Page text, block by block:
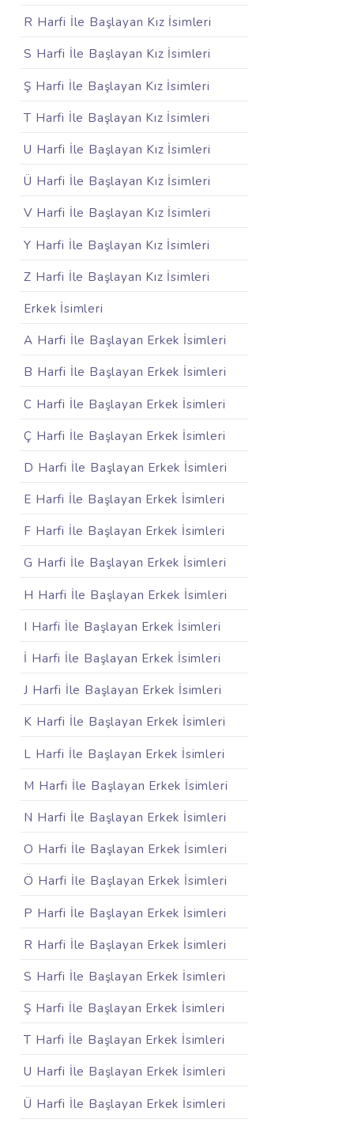
R Harfi İle Başlayan Kız İsimleri
S Harfi İle Başlayan Kız İsimleri
Ş Harfi İle Başlayan Kız İsimleri
T Harfi İle Başlayan Kız İsimleri
U Harfi İle Başlayan Kız İsimleri
Ü Harfi İle Başlayan Kız İsimleri
V Harfi İle Başlayan Kız İsimleri
Y Harfi İle Başlayan Kız İsimleri
Z Harfi İle Başlayan Kız İsimleri
Erkek İsimleri
A Harfi İle Başlayan Erkek İsimleri
B Harfi İle Başlayan Erkek İsimleri
C Harfi İle Başlayan Erkek İsimleri
Ç Harfi İle Başlayan Erkek İsimleri
D Harfi İle Başlayan Erkek İsimleri
E Harfi İle Başlayan Erkek İsimleri
F Harfi İle Başlayan Erkek İsimleri
G Harfi İle Başlayan Erkek İsimleri
H Harfi İle Başlayan Erkek İsimleri
I Harfi İle Başlayan Erkek İsimleri
İ Harfi İle Başlayan Erkek İsimleri
J Harfi İle Başlayan Erkek İsimleri
K Harfi İle Başlayan Erkek İsimleri
L Harfi İle Başlayan Erkek İsimleri
M Harfi İle Başlayan Erkek İsimleri
N Harfi İle Başlayan Erkek İsimleri
O Harfi İle Başlayan Erkek İsimleri
Ö Harfi İle Başlayan Erkek İsimleri
P Harfi İle Başlayan Erkek İsimleri
R Harfi İle Başlayan Erkek İsimleri
S Harfi İle Başlayan Erkek İsimleri
Ş Harfi İle Başlayan Erkek İsimleri
T Harfi İle Başlayan Erkek İsimleri
U Harfi İle Başlayan Erkek İsimleri
Ü Harfi İle Başlayan Erkek İsimleri